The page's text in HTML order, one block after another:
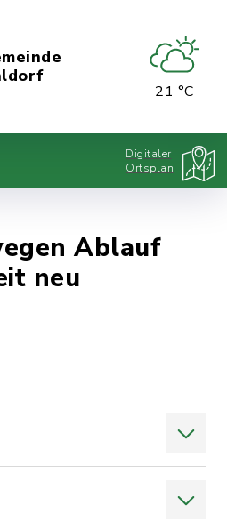
21 °C
Digitaler
Ortsplan
Ablauf
neu